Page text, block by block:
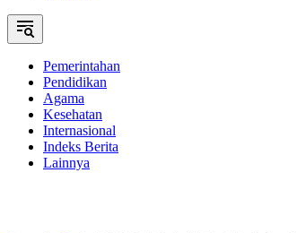
Pemerintahan
Pendidikan
Agama
Kesehatan
Internasional
Indeks Berita
Lainnya